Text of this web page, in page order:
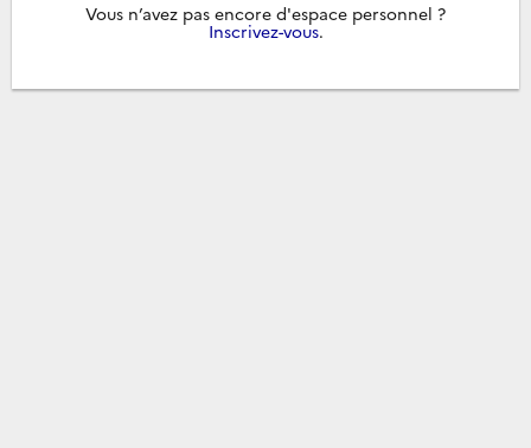
Vous n’avez pas encore d'espace personnel ?
Inscrivez-vous.